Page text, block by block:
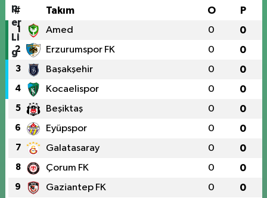
# Takım O P
1 Amed 0 0
2 Erzurumspor FK 0 0
3 Başakşehir 0 0
4 Kocaelispor 0 0
5 Beşiktaş 0 0
6 Eyüpspor 0 0
7 Galatasaray 0 0
8 Çorum FK 0 0
9 Gaziantep FK 0 0